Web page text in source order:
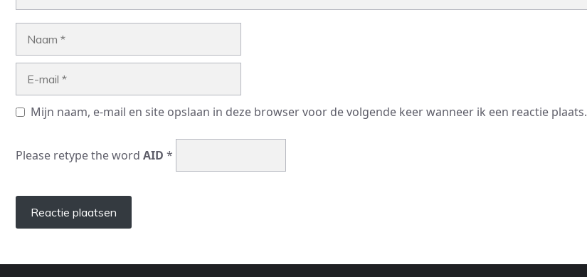
Mijn naam, e-mail en site opslaan in deze browser voor de volgende keer wanneer ik een reactie plaats.
Please retype the word AID *